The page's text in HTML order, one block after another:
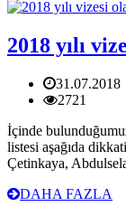
2018 yılı
31.07.2018
2721
İçinde
listesi aşağıda
Çetinkaya,
DAHA FAZLA